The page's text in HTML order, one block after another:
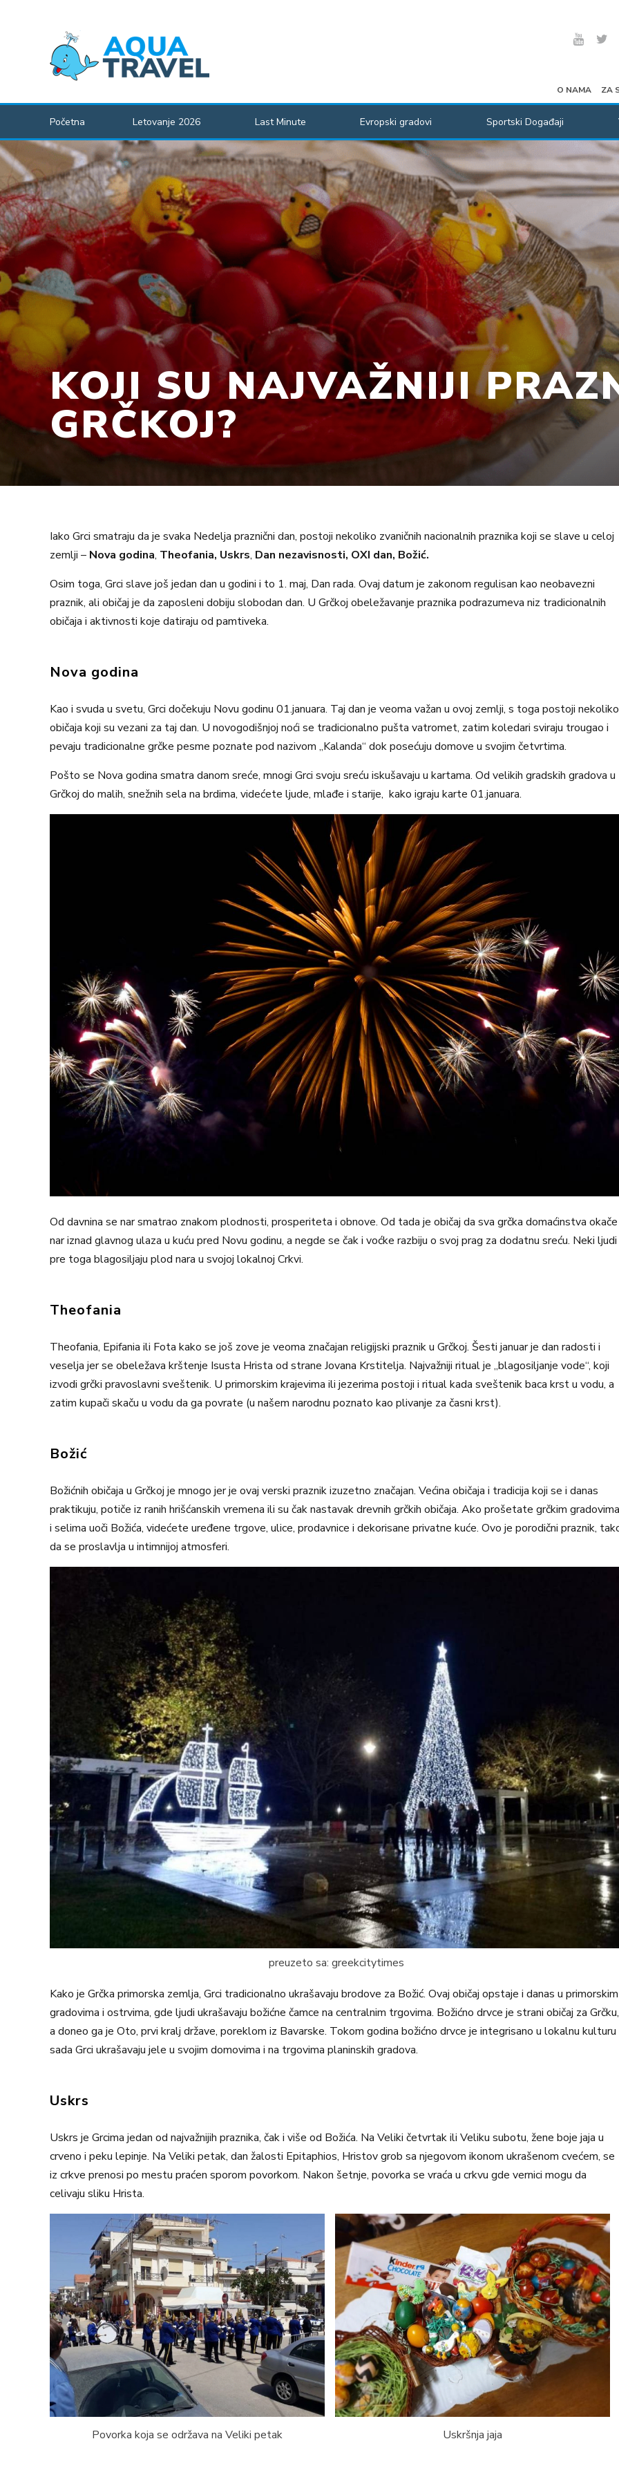
O NAMA ZA
Početna Letovanje 2026 Last Minute Evropski gradovi Sportski Događaji
KOJI SU NAJVAŽNIJI
GRČKOJ?
Iako Grci smatraju da je svaka Nedelja praznični dan, postoji nekoliko zvaničnih nacionalnih praznika koji se slave u celoj
zemlji – Nova godina, Theofania, Uskrs, Dan nezavisnosti, OXI dan, Božić.
Osim toga, Grci slave još jedan dan u godini i to 1. maj, Dan rada. Ovaj datum je zakonom regulisan kao neobavezni
praznik, ali običaj je da zaposleni dobiju slobodan dan. U Grčkoj obeležavanje praznika podrazumeva niz tradicionalnih
običaja i aktivnosti koje datiraju od pamtiveka.
Nova godina
Kao i svuda u svetu, Grci dočekuju Novu godinu 01.januara. Taj dan je veoma važan u ovoj zemlji, s toga postoji nekoliko
običaja koji su vezani za taj dan. U novogodišnjoj noći se tradicionalno pušta vatromet, zatim koledari sviraju trougao i
pevaju tradicionalne grčke pesme poznate pod nazivom „Kalanda“ dok posećuju domove u svojim četvrtima.
Pošto se Nova godina smatra danom sreće, mnogi Grci svoju sreću iskušavaju u kartama. Od velikih gradskih gradova u
Grčkoj do malih, snežnih sela na brdima, videćete ljude, mlađe i starije, kako igraju karte 01.januara.
Od davnina se nar smatrao znakom plodnosti, prosperiteta i obnove. Od tada je običaj da sva grčka domaćinstva okače
nar iznad glavnog ulaza u kuću pred Novu godinu, a negde se čak i voćke razbiju o svoj prag za dodatnu sreću. Neki ljudi
pre toga blagosiljaju plod nara u svojoj lokalnoj Crkvi.
Theofania
Theofania, Epifania ili Fota kako se još zove je veoma značajan religijski praznik u Grčkoj. Šesti januar je dan radosti i
veselja jer se obeležava krštenje Isusta Hrista od strane Jovana Krstitelja. Najvažniji ritual je „blagosiljanje vode“, koji
izvodi grčki pravoslavni sveštenik. U primorskim krajevima ili jezerima postoji i ritual kada sveštenik baca krst u vodu, a
zatim kupači skaču u vodu da ga povrate (u našem narodnu poznato kao plivanje za časni krst).
Božić
Božićnih običaja u Grčkoj je mnogo jer je ovaj verski praznik izuzetno značajan. Većina običaja i tradicija koji se i danas
praktikuju, potiče iz ranih hrišćanskih vremena ili su čak nastavak drevnih grčkih običaja. Ako prošetate grčkim gradovima
i selima uoči Božića, videćete uređene trgove, ulice, prodavnice i dekorisane privatne kuće. Ovo je porodični praznik,
da se proslavlja u intimnijoj atmosferi.
preuzeto sa: greekcitytimes
Kako je Grčka primorska zemlja, Grci tradicionalno ukrašavaju brodove za Božić. Ovaj običaj opstaje i danas u primorskim
gradovima i ostrvima, gde ljudi ukrašavaju božićne čamce na centralnim trgovima. Božićno drvce je strani običaj za Grčku,
a doneo ga je Oto, prvi kralj države, poreklom iz Bavarske. Tokom godina božićno drvce je integrisano u lokalnu kulturu
sada Grci ukrašavaju jele u svojim domovima i na trgovima planinskih gradova.
Uskrs
Uskrs je Grcima jedan od najvažnijih praznika, čak i više od Božića. Na Veliki četvrtak ili Veliku subotu, žene boje jaja u
crveno i peku lepinje. Na Veliki petak, dan žalosti Epitaphios, Hristov grob sa njegovom ikonom ukrašenom cvećem, se
iz crkve prenosi po mestu praćen sporom povorkom. Nakon šetnje, povorka se vraća u crkvu gde vernici mogu da
celivaju sliku Hrista.
Povorka koja se održava na Veliki petak Uskršnja jaja